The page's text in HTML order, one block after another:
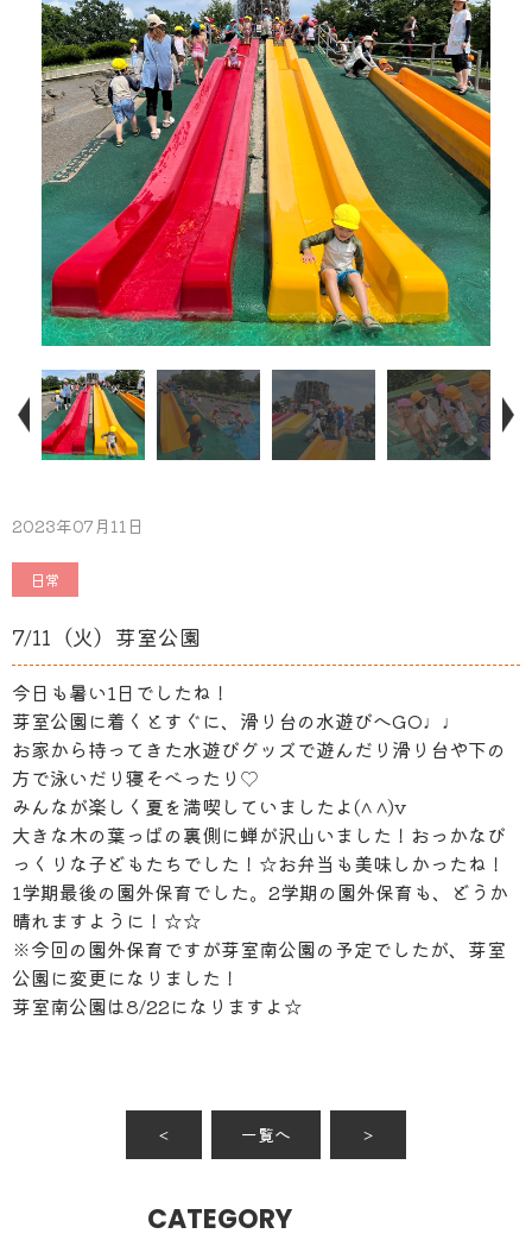
2023年07月11日
日常
7/11（火）芽室公園
今日も暑い1日でしたね！
芽室公園に着くとすぐに、滑り台の水遊びへGO♩♩
お家から持ってきた水遊びグッズで遊んだり滑り台や下の
方で泳いだり寝そべったり♡
みんなが楽しく夏を満喫していましたよ(^ ^)v
大きな木の葉っぱの裏側に蝉が沢山いました！おっかなび
っくりな子どもたちでした！☆お弁当も美味しかったね！
1学期最後の園外保育でした。2学期の園外保育も、どうか
晴れますように！☆☆
※今回の園外保育ですが芽室南公園の予定でしたが、芽室
公園に変更になりました！
芽室南公園は8/22になりますよ☆
＜ 一覧へ ＞
CATEGORY